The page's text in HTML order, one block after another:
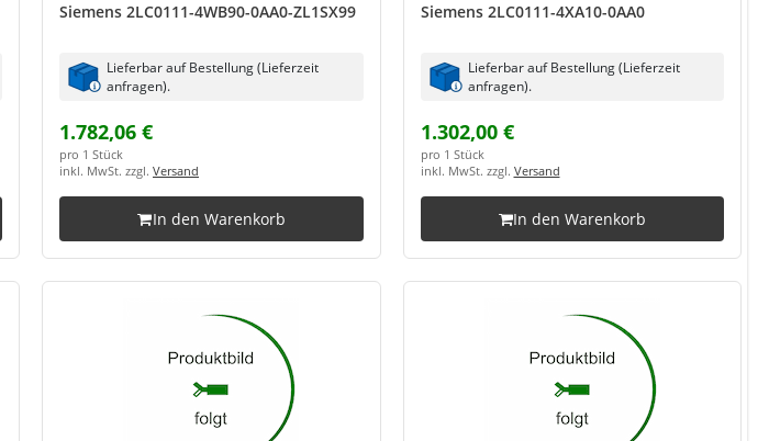
Siemens 2LC0111-4WB90-0AA0-ZL1SX99
Lieferbar auf Bestellung (Lieferzeit
anfragen).
1.782,06 €
pro 1 Stück
inkl. MwSt. zzgl. Versand
In den Warenkorb
Siemens 2LC0111-4XA10-0AA0
Lieferbar auf Bestellung (Lieferzeit
anfragen).
1.302,00 €
pro 1 Stück
inkl. MwSt. zzgl. Versand
In den Warenkorb